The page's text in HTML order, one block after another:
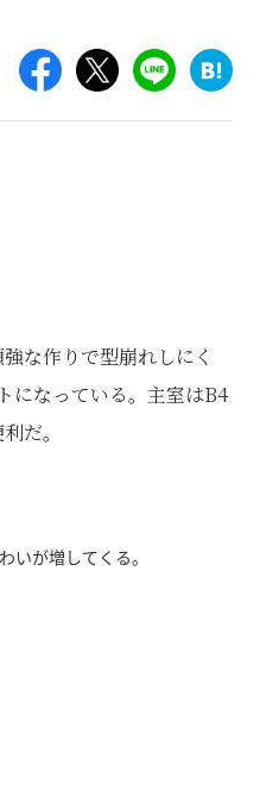
な作りで型崩れしにく
になっている。主室はB4
だ。
いが増してくる。